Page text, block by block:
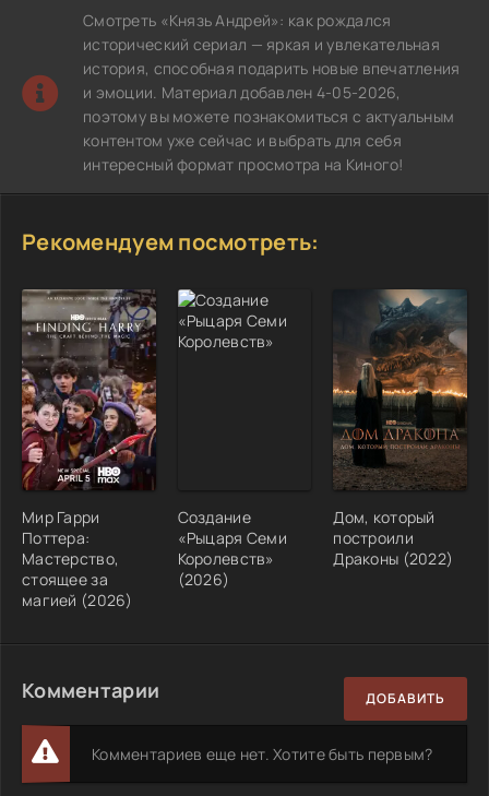
Смотреть «Князь Андрей»: как рождался
исторический сериал — яркая и увлекательная
история, способная подарить новые впечатления
и эмоции. Материал добавлен 4-05-2026,
поэтому вы можете познакомиться с актуальным
контентом уже сейчас и выбрать для себя
интересный формат просмотра на Киного!
Рекомендуем посмотреть:
Мир Гарри
Поттера:
Мастерство,
стоящее за
магией (2026)
Создание
«Рыцаря Семи
Королевств»
(2026)
Дом, который
построили
Драконы (2022)
Комментарии ДОБАВИТЬ
Комментариев еще нет. Хотите быть первым?